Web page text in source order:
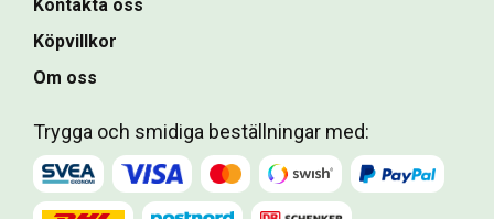
Kontakta oss
Köpvillkor
Om oss
Trygga och smidiga beställningar med: